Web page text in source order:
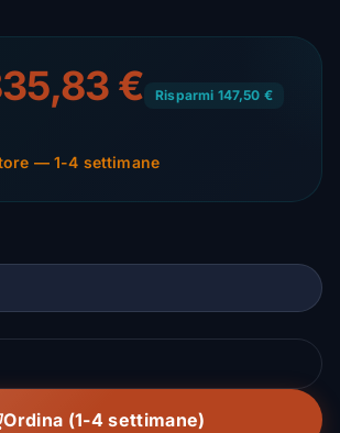
€ Risparmi 147,50 €
— 1-4 settimane
Ordina (1-4 settimane)